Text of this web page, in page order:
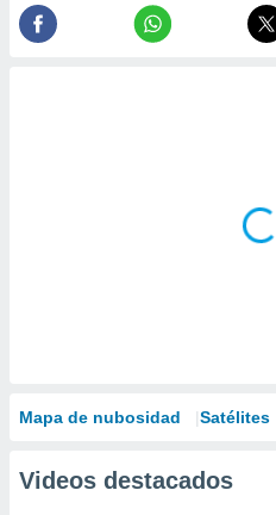
Mapa de nubosidad Satélites
Videos destacados